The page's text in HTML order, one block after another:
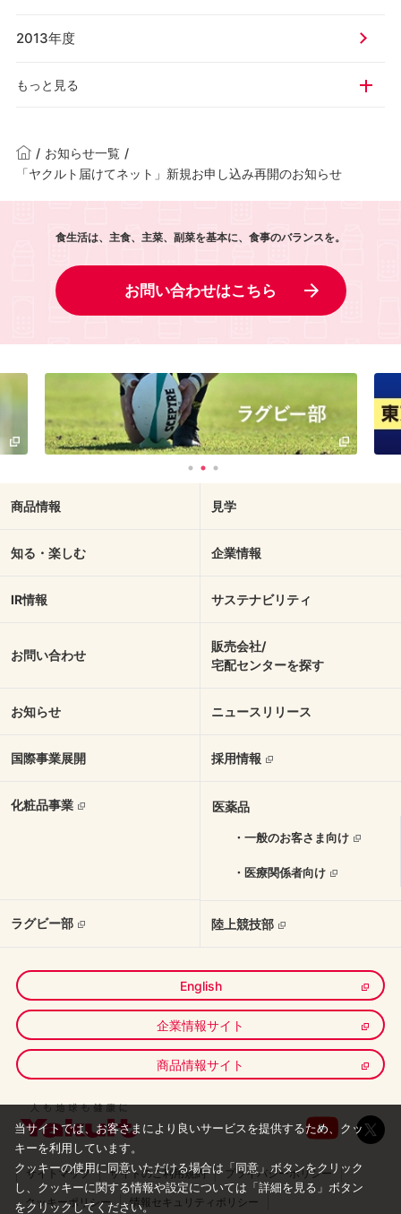
2013年度
もっと見る
/ お知らせ一覧 /
「ヤクルト届けてネット」新規お申し込み再開のお知らせ
食生活は、主食、主菜、副菜を基本に、食事のバランスを。
お問い合わせはこちら
English
企業情報サイト
商品情報サイト
商品情報 見学
知る・楽しむ 企業情報
IR情報 サステナビリティ
お問い合わせ
販売会社/
宅配センターを探す
お知らせ ニュースリリース
国際事業展開 採用情報
化粧品事業 医薬品
・一般のお客さま向け
・医療関係者向け
ラグビー部 陸上競技部
サイトマップ サイトのご利用規約 プライバシーポリシー
クッキーポリシー 情報セキュリティポリシー
当サイトでは、お客さまにより良いサービスを提供するため、クッ
キーを利用しています。
クッキーの使用に同意いただける場合は「同意」ボタンをクリック
し、 クッキーに関する情報や設定については「詳細を見る」ボタン
をクリックしてください。